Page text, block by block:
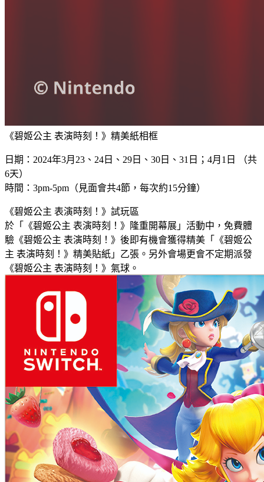
《碧姬公主 表演時刻！》精美紙相框
日期：2024年3月23、24日、29日、30日、31日；4月1日 （共
6天）
時間：3pm-5pm（見面會共4節，每次約15分鐘）
《碧姬公主 表演時刻！》試玩區
於「《碧姬公主 表演時刻！》隆重開幕展」活動中，免費體
驗《碧姬公主 表演時刻！》後即有機會獲得精美「《碧姬公
主 表演時刻！》精美貼紙」乙張。另外會場更會不定期派發
《碧姬公主 表演時刻！》氣球。